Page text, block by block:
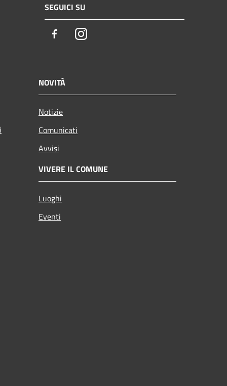
SEGUICI SU
FacebookInstagram
NOVITÀ
Notizie
Comunicati
Avvisi
VIVERE IL COMUNE
Luoghi
Eventi